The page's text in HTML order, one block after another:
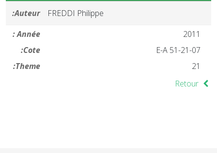
Auteur:
FREDDI Philippe
Année :
2011
Cote:
21-07-E-A 51
Theme:
21
Retour